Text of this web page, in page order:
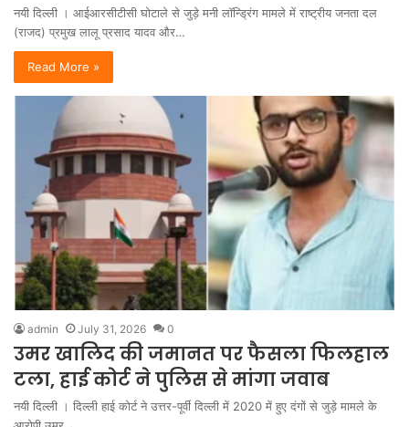
नयी दिल्ली । आईआरसीटीसी घोटाले से जुड़े मनी लॉन्ड्रिंग मामले में राष्ट्रीय जनता दल
(राजद) प्रमुख लालू प्रसाद यादव और…
Read More »
admin July 31, 2026 0
उमर खालिद की जमानत पर फैसला फिलहाल
टला, हाई कोर्ट ने पुलिस से मांगा जवाब
नयी दिल्ली । दिल्ली हाई कोर्ट ने उत्तर-पूर्वी दिल्ली में 2020 में हुए दंगों से जुड़े मामले के